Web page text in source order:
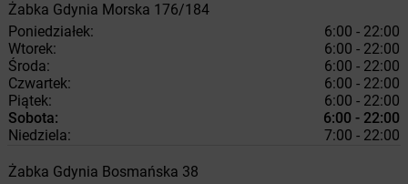
Żabka Gdynia Morska 176/184
Poniedziałek:
6:00 - 22:00
Wtorek:
6:00 - 22:00
Środa:
6:00 - 22:00
Czwartek:
6:00 - 22:00
Piątek:
6:00 - 22:00
Sobota:
6:00 - 22:00
Niedziela:
7:00 - 22:00
Żabka Gdynia Bosmańska 38